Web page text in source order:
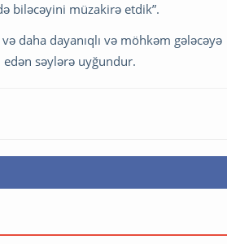
biləcəyini müzakirə etdik”.
daha dayanıqlı və möhkəm gələcəyə
səylərə uyğundur.